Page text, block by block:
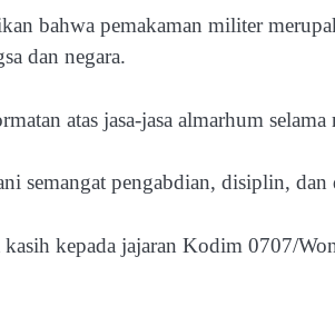
bahwa pemakaman militer
dan negara.
atas jasa-jasa almarhum
semangat pengabdian, disiplin,
kepada jajaran Kodim 0707/